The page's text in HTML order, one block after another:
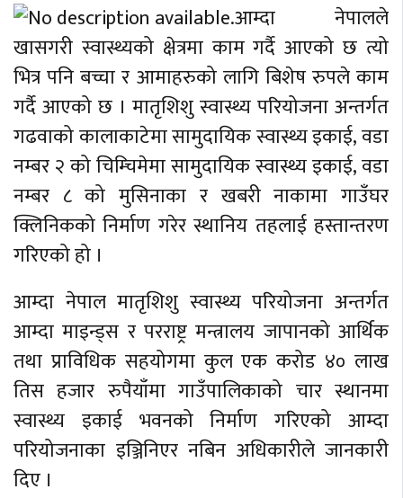
आम्दा नेपालले
खासगरी स्वास्थ्यको क्षेत्रमा काम गर्दै आएको छ त्यो
भित्र पनि बच्चा र आमाहरुको लागि बिशेष रुपले काम
गर्दै आएको छ । मातृशिशु स्वास्थ्य परियोजना अन्तर्गत
गढवाको कालाकाटेमा सामुदायिक स्वास्थ्य इकाई, वडा
नम्बर २ को चिम्चिमेमा सामुदायिक स्वास्थ्य इकाई, वडा
नम्बर ८ को मुसिनाका र खबरी नाकामा गाउँघर
क्लिनिकको निर्माण गरेर स्थानिय तहलाई हस्तान्तरण
गरिएको हो ।
आम्दा नेपाल मातृशिशु स्वास्थ्य परियोजना अन्तर्गत
आम्दा माइन्ड्स र परराष्ट्र मन्त्रालय जापानको आर्थिक
तथा प्राविधिक सहयोगमा कुल एक करोड ४० लाख
तिस हजार रुपैयाँमा गाउँपालिकाको चार स्थानमा
स्वास्थ्य इकाई भवनको निर्माण गरिएको आम्दा
परियोजनाका इञ्जिनिएर नबिन अधिकारीले जानकारी
दिए ।